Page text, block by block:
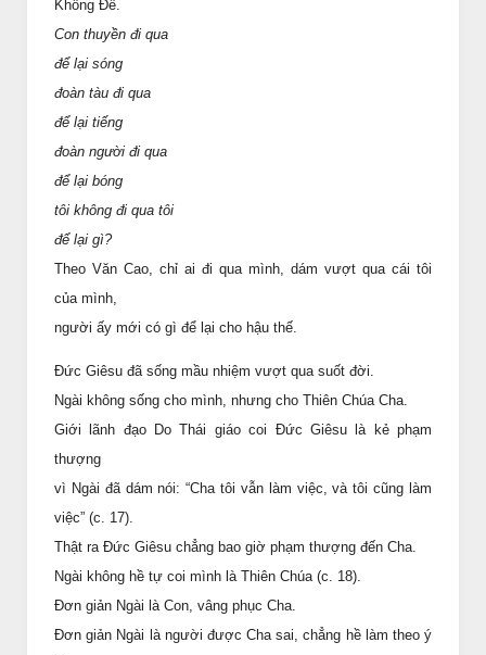
Không Đề.
Con thuyền đi qua
để lại sóng
đoàn tàu đi qua
để lại tiếng
đoàn người đi qua
để lại bóng
tôi không đi qua tôi
để lại gì?
Theo Văn Cao, chỉ ai đi qua mình, dám vượt qua cái tôi
của mình,
người ấy mới có gì để lại cho hậu thế.
Đức Giêsu đã sống mầu nhiệm vượt qua suốt đời.
Ngài không sống cho mình, nhưng cho Thiên Chúa Cha.
Giới lãnh đạo Do Thái giáo coi Đức Giêsu là kẻ phạm
thượng
vì Ngài đã dám nói: “Cha tôi vẫn làm việc, và tôi cũng làm
việc” (c. 17).
Thật ra Đức Giêsu chẳng bao giờ phạm thượng đến Cha.
Ngài không hề tự coi mình là Thiên Chúa (c. 18).
Đơn giản Ngài là Con, vâng phục Cha.
Đơn giản Ngài là người được Cha sai, chẳng hề làm theo ý